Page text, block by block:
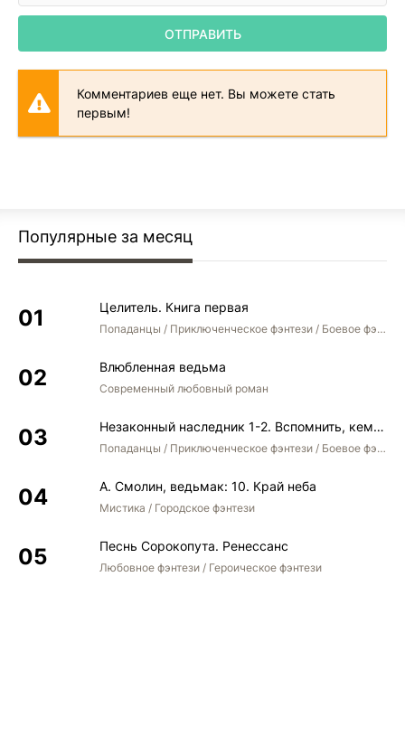
ОТПРАВИТЬ
Комментариев еще нет. Вы можете стать
первым!
Популярные за месяц
Целитель. Книга первая
Попаданцы / Приключенческое фэнтези / Боевое фэнтези
Влюбленная ведьма
Современный любовный роман
Незаконный наследник 1-2. Вспомнить, кем был. Стать собой. Остаться собой
Попаданцы / Приключенческое фэнтези / Боевое фэнтези / Юмористическое фэнтези
А. Смолин, ведьмак: 10. Край неба
Мистика / Городское фэнтези
Песнь Сорокопута. Ренессанс
Любовное фэнтези / Героическое фэнтези